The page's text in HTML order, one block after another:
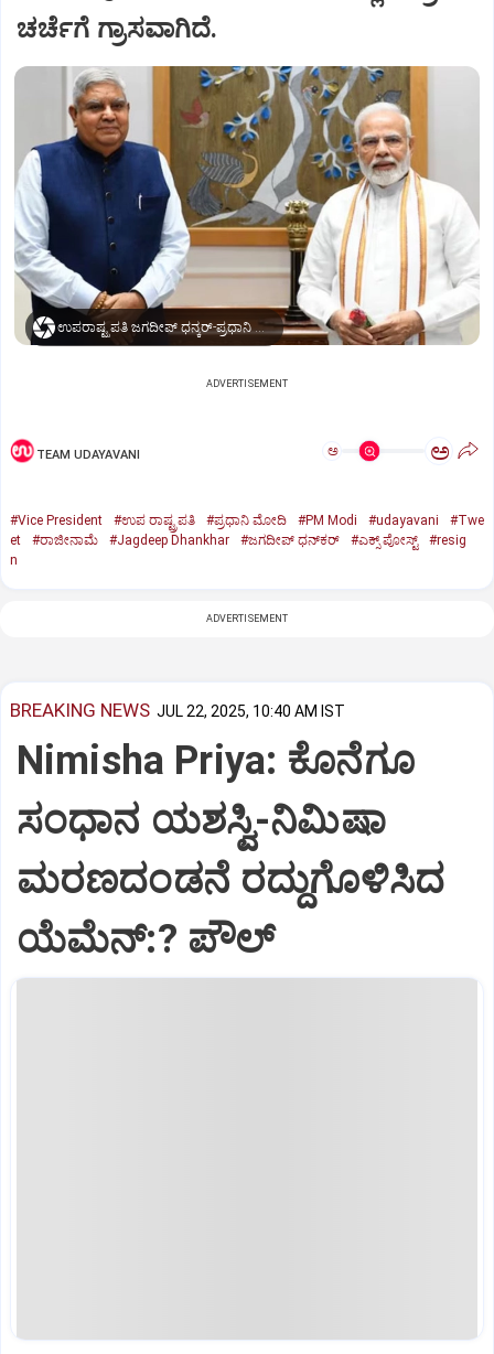
ಚರ್ಚೆಗೆ ಗ್ರಾಸವಾಗಿದೆ.
ಉಪರಾಷ್ಟ್ರಪತಿ ಜಗದೀಪ್‌ ಧನ್ಕರ್-ಪ್ರಧಾನಿ ಮೋದಿ
ADVERTISEMENT
TEAM UDAYAVANI ಅ ಅ
#Vice President #ಉಪ ರಾಷ್ಟ್ರಪತಿ #ಪ್ರಧಾನಿ ಮೋದಿ #PM Modi #udayavani
#Twe
et
#ರಾಜೀನಾಮೆ #Jagdeep Dhankhar #ಜಗದೀಪ್‌ ಧನ್‌ಕರ್‌ #ಎಕ್ಸ್‌ ಪೋಸ್ಟ್
#resig
n
ADVERTISEMENT
BREAKING NEWS JUL 22, 2025, 10:40 AM IST
Nimisha Priya: ಕೊನೆಗೂ
ಸಂಧಾನ ಯಶಸ್ವಿ-ನಿಮಿಷಾ
ಮರಣದಂಡನೆ ರದ್ದುಗೊಳಿಸಿದ
ಯೆಮೆನ್:? ಪೌಲ್